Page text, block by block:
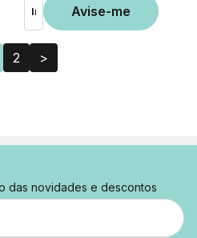
2 >
das novidades e descontos